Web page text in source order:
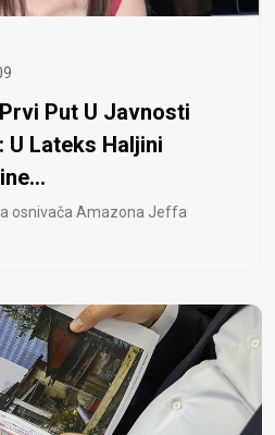
Put U Javnosti
U Lateks Haljini
osnivača Amazona Jeffa